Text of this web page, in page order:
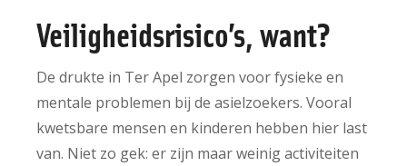
Veiligheidsrisico’s, want?
De drukte in Ter Apel zorgen voor fysieke en
mentale problemen bij de asielzoekers. Vooral
kwetsbare mensen en kinderen hebben hier last
van. Niet zo gek: er zijn maar weinig activiteiten